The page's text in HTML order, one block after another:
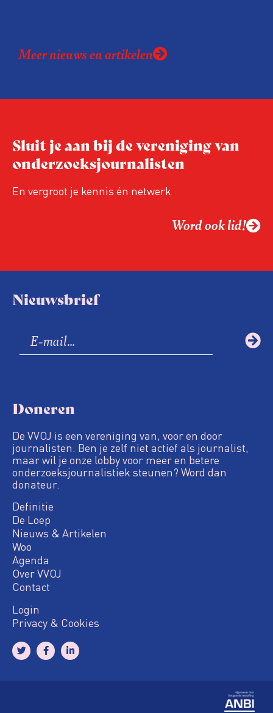
Meer nieuws en artikelen
Sluit je aan bij de vereniging van
onderzoeksjournalisten
En vergroot je kennis én netwerk
Word ook lid!
Nieuwsbrief
Doneren
De VVOJ is een vereniging van, voor en door
journalisten. Ben je zelf niet actief als journalist,
maar wil je onze lobby voor meer en betere
onderzoeksjournalistiek steunen? Word dan
donateur.
Definitie
De Loep
Nieuws & Artikelen
Woo
Agenda
Over VVOJ
Contact
Login
Privacy & Cookies